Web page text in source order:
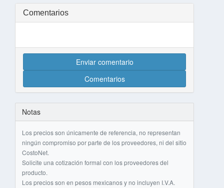
Comentarios
Enviar comentario
Comentarios
Notas
Los precios son únicamente de referencia, no representan
ningún compromiso por parte de los proveedores, ni del sitio
CostoNet.
Solicite una cotización formal con los proveedores del
producto.
Los precios son en pesos mexicanos y no incluyen I.V.A.